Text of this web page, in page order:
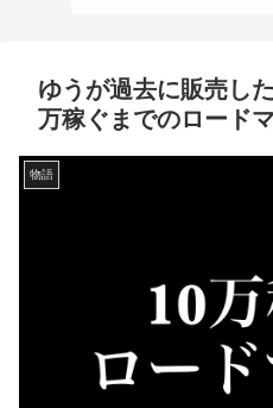
ゆうが過去に販売し
万稼ぐまでのロード
物語